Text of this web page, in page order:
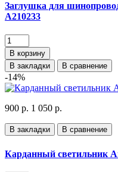
Заглушка для
A210233
В корзину
В закладки
В сравнение
-14%
900 р. 1 050 р.
В закладки В сравнение
Карданный светильник